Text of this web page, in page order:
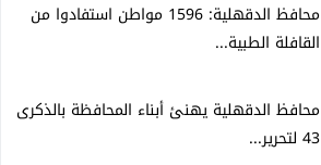
محافظ الدقهلية: 1596 مواطن استفادوا من
القافلة الطبية...
محافظ الدقهلية يهنئ أبناء المحافظة بالذكرى
43 لتحرير...